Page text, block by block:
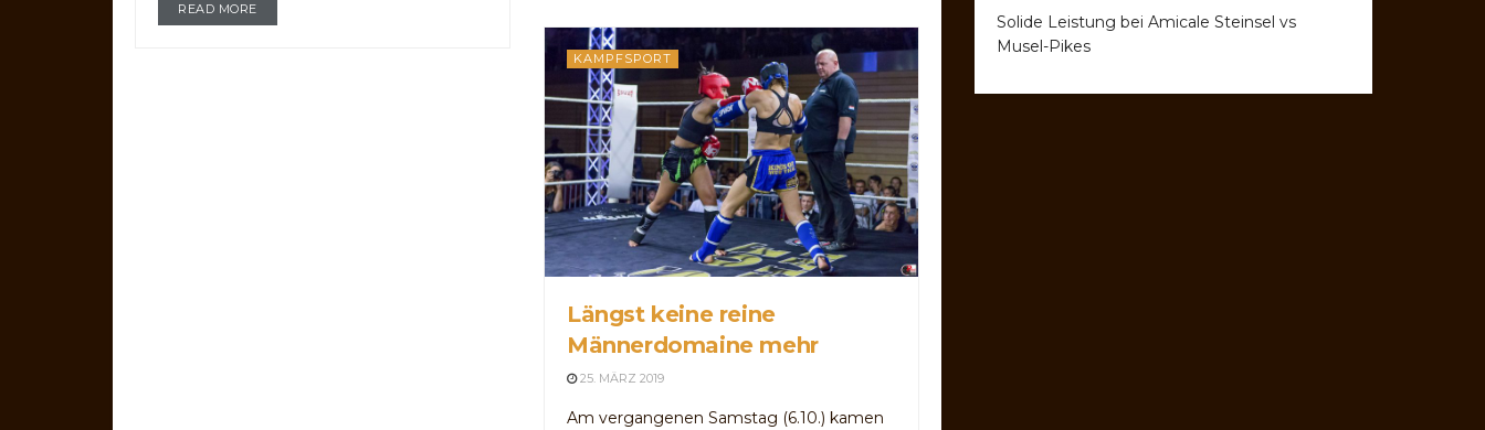
READ MORE
KAMPFSPORT
Längst keine reine
Männerdomaine mehr
25. MÄRZ 2019
Am vergangenen Samstag (6.10.) kamen
Solide Leistung bei Amicale Steinsel vs
Musel-Pikes